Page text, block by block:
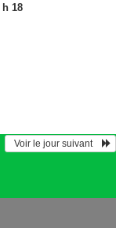
h 18
  Voir le jour suivant